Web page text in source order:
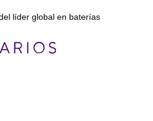
líder global en baterías